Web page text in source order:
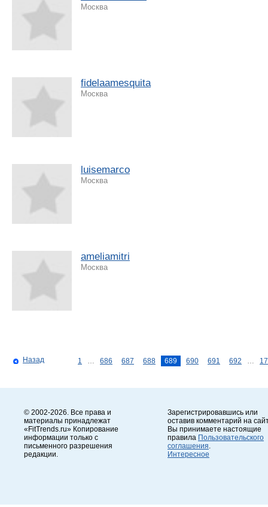
Москва
fidelaamesquita
Москва
luisemarco
Москва
ameliamitri
Москва
Назад 1 686 687 688 689 690 691 692
© 2002-2026. Все права и
материалы принадлежат
«FitTrends.ru» Копирование
информации только с
письменного разрешения
редакции.
Зарегистрировавшись или
оставив комментарий на
Вы принимаете настоящие
правила Пользовательского
соглашения
Интересное